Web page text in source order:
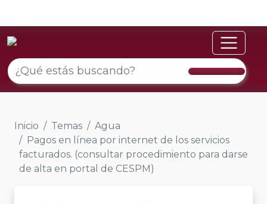
Inicio Temas
Agua
Pagos en línea por internet de los servicios
facturados. (consultar procedimiento para darse
de alta en portal de CESPM)